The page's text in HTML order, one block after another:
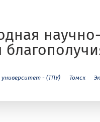
- (ТПУ) Томск